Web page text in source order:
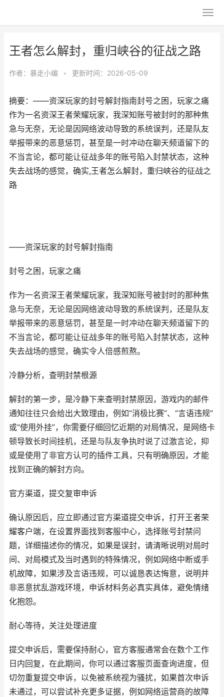
王者怎么解封，重归峡谷的征战之路
作者： 暴走小编 • 更新时间：2026-05-09
摘要：——资深玩家的封号解封指南封号之困，玩家之痛
作为一名资深王者荣耀玩家，我深知账号被封时的那种焦
急与无奈，无论是因网络波动导致的系统误判，还是队友
举报带来的恶意惩罚，甚至是一时冲动在聊天频道留下的
不当言论，都可能让征战多年的账号陷入封禁状态，这种
失去战场的感觉，确实,王者怎么解封，重归峡谷的征战之
路
——资深玩家的封号解封指南
封号之困，玩家之痛
作为一名资深王者荣耀玩家，我深知账号被封时的那种焦
急与无奈，无论是因网络波动导致的系统误判，还是队友
举报带来的恶意惩罚，甚至是一时冲动在聊天频道留下的
不当言论，都可能让征战多年的账号陷入封禁状态，这种
失去战场的感觉，确实令人倍感煎熬。
冷静分析，查明封禁根源
解封的第一步，是冷静下来查明封禁原因，游戏内的邮件
通知往往只会给出大致理由，例如“消极比赛”、“言语违规”
或“使用外挂”，你需要仔细回忆近期的对局情况，是网络卡
顿导致长时间挂机，还是与队友争执时说了过激言论，抑
或是使用了非官方认可的插件工具，只有明确原因，才能
找到正确的解封方向。
官方渠道，提交复审申诉
确认原因后，应立即通过官方渠道提交申诉，打开王者荣
耀客户端，在设置界面找到客服中心，选择账号封禁问
题，详细描述你的情况，如果是误封，请清晰说明对局时
间、对局模式及当时遇到的特殊情况，例如网络中断或手
机故障，如果涉及言语违规，可以诚恳表达悔意，说明并
非恶意扰乱游戏环境，申诉材料务必真实具体，避免情绪
化抱怨。
耐心等待，关注处理进度
提交申诉后，需要保持耐心，官方客服通常会在数个工作
日内回复，在此期间，你可以通过客服页面查询进度，但
切勿重复提交申诉，以免被系统视为骚扰，如果首次申诉
未通过，可以尝试补充更多证据，例如网络运营商的故障